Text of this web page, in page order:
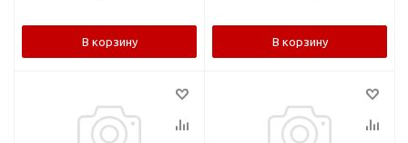
В корзину В корзину